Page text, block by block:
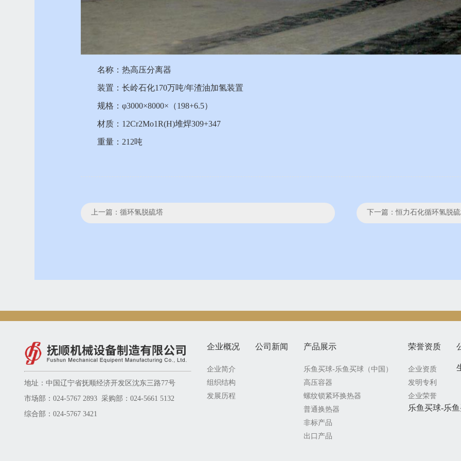
名称：热高压分离器
装置：长岭石化170万吨/年渣油加氢装置
规格：φ3000×8000×（198+6.5）
材质：12Cr2Mo1R(H)堆焊309+347
重量：212吨
上一篇：循环氢脱硫塔 下一篇：恒力石化循环氢脱
地址：中国辽宁省抚顺经济开发区沈东三路77号
市场部：024-5767 2893 采购部：024-5661 5132
综合部：024-5767 3421
企业概况
企业简介
组织结构
发展历程
公司新闻 产品展示
乐鱼买球-乐鱼买球（中国）
高压容器
螺纹锁紧环换热器
普通换热器
非标产品
出口产品
荣誉资质
企业资质
发明专利
企业荣誉
乐鱼买球-乐